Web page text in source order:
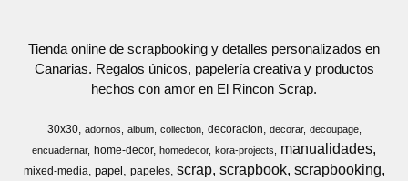
Tienda online de scrapbooking y detalles personalizados en
Canarias. Regalos únicos, papelería creativa y productos
hechos con amor en El Rincon Scrap.
30x30 adornos album collection decoracion decorar
decoupage
encuadernar
home-decor homedecor kora-projects manualidades
mixed-media papel papeles scrap scrapbook scrapbooking